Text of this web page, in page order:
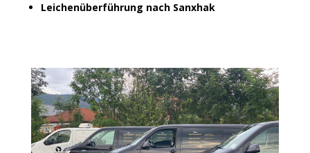
Leichenüberführung nach Sanxhak